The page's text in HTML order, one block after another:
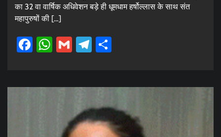
का 32 वा वार्षिक अधिवेशन बड़े ही धूमधाम हर्षोल्लास के साथ संत
महापुरुषों की […]
Facebook
WhatsApp
GmailTelegram